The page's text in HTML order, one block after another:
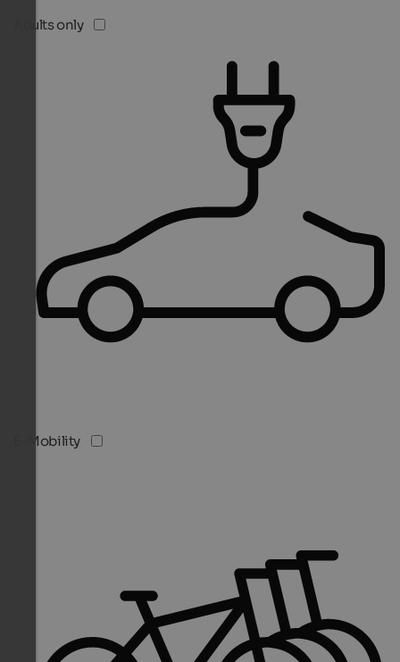
Adults only
E-Mobility